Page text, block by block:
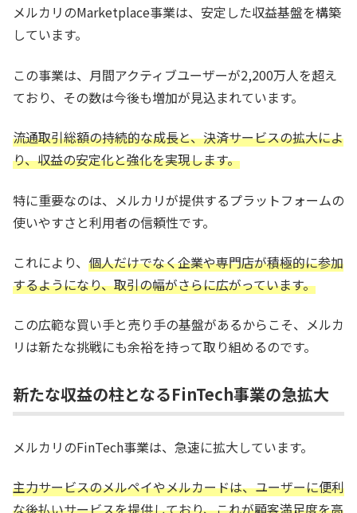
メルカリのMarketplace事業は、安定した収益基盤を構築
しています。
この事業は、月間アクティブユーザーが2,200万人を超え
ており、その数は今後も増加が見込まれています。
流通取引総額の持続的な成長と、決済サービスの拡大によ
り、収益の安定化と強化を実現します。
特に重要なのは、メルカリが提供するプラットフォームの
使いやすさと利用者の信頼性です。
これにより、 個人だけでなく企業や専門店が積極的に参加
するようになり、取引の幅がさらに広がっています。
この広範な買い手と売り手の基盤があるからこそ、メルカ
リは新たな挑戦にも余裕を持って取り組めるのです。
新たな収益の柱となるFinTech事業の急拡大
メルカリのFinTech事業は、急速に拡大しています。
主力サービスのメルペイやメルカードは、ユーザーに便利